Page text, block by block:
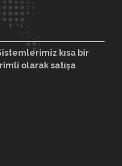
kısa bir
olarak satışa